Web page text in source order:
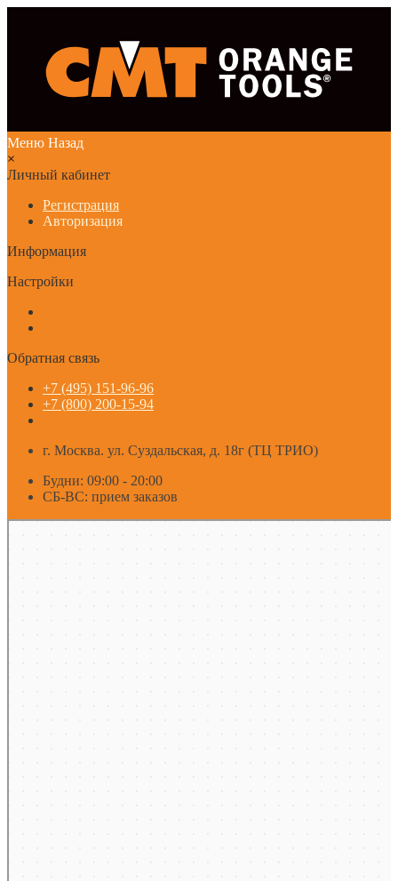
Меню Назад
×
Личный кабинет
Регистрация
Авторизация
Информация
Настройки
Обратная связь
+7 (495) 151-96-96
+7 (800) 200-15-94
г. Москва. ул. Суздальская, д. 18г (ТЦ ТРИО)
Будни: 09:00 - 20:00
СБ-ВС: прием заказов